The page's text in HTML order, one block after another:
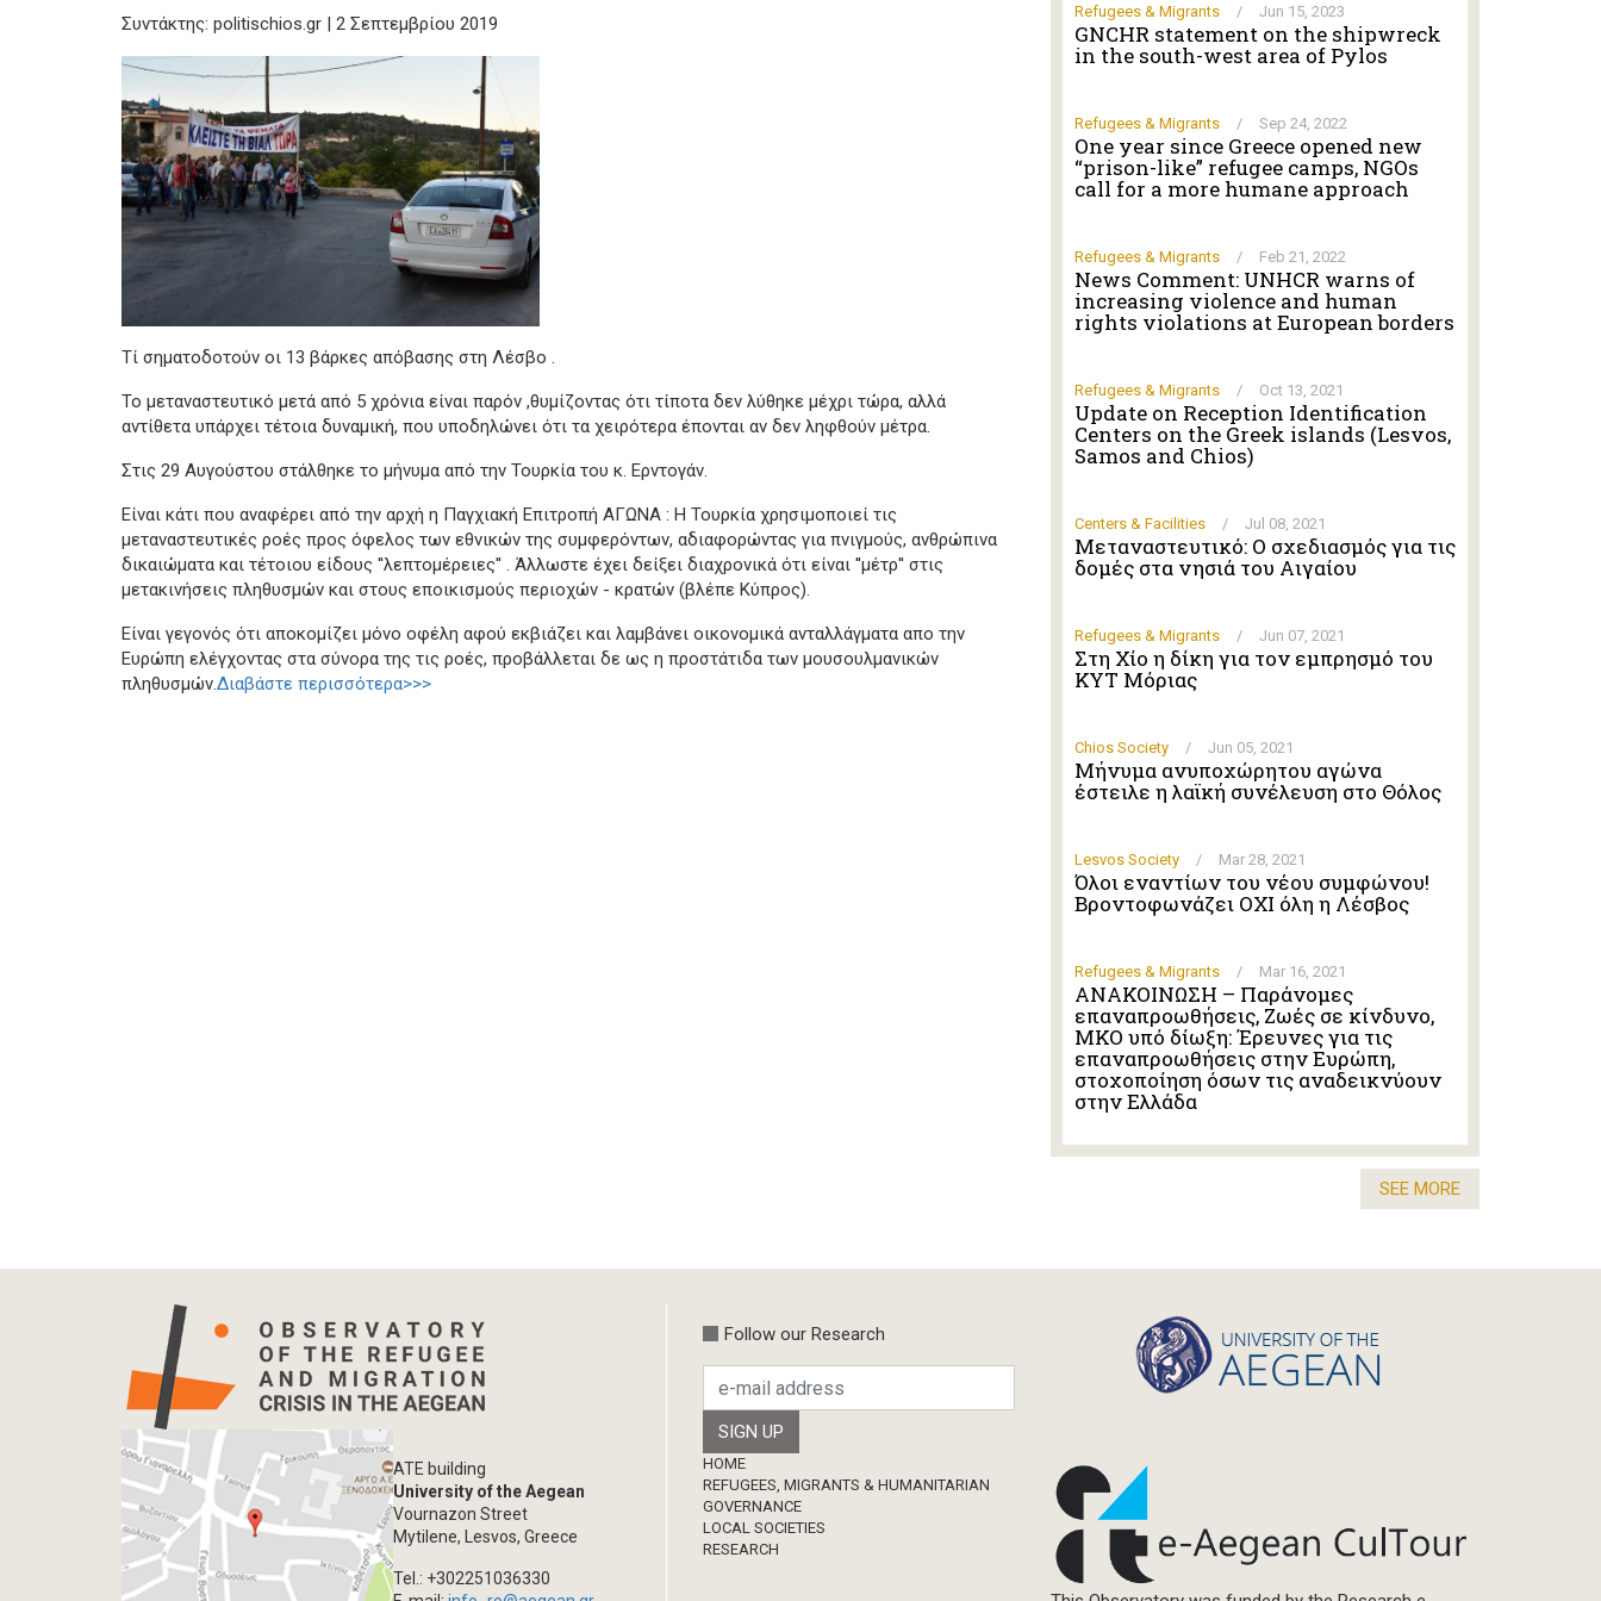
Συντάκτης: politischios.gr | 2 Σεπτεμβρίου 2019
Τί σηματοδοτούν οι 13 βάρκες απόβασης στη Λέσβο .
Το μεταναστευτικό μετά από 5 χρόνια είναι παρόν ,θυμίζοντας ότι τίποτα δεν λύθηκε μέχρι τώρα, αλλά
αντίθετα υπάρχει τέτοια δυναμική, που υποδηλώνει ότι τα χειρότερα έπονται αν δεν ληφθούν μέτρα.
Στις 29 Αυγούστου στάλθηκε το μήνυμα από την Τουρκία του κ. Ερντογάν.
Είναι κάτι που αναφέρει από την αρχή η Παγχιακή Επιτροπή ΑΓΩΝΑ : Η Τουρκία χρησιμοποιεί τις
μεταναστευτικές ροές προς όφελος των εθνικών της συμφερόντων, αδιαφορώντας για πνιγμούς, ανθρώπινα
δικαιώματα και τέτοιου είδους ''λεπτομέρειες'' . Άλλωστε έχει δείξει διαχρονικά ότι είναι ''μέτρ'' στις
μετακινήσεις πληθυσμών και στους εποικισμούς περιοχών - κρατών (βλέπε Κύπρος).
Είναι γεγονός ότι αποκομίζει μόνο οφέλη αφού εκβιάζει και λαμβάνει οικονομικά ανταλλάγματα απο την
Ευρώπη ελέγχοντας στα σύνορα της τις ροές, προβάλλεται δε ως η προστάτιδα των μουσουλμανικών
πληθυσμών.Διαβάστε περισσότερα>>>
Refugees & Migrants / Jun 15, 2023
GNCHR statement on the shipwreck
in the south-west area of Pylos
Refugees & Migrants / Sep 24, 2022
One year since Greece opened new
“prison-like” refugee camps, NGOs
call for a more humane approach
Refugees & Migrants / Feb 21, 2022
News Comment: UNHCR warns of
increasing violence and human
rights violations at European borders
Refugees & Migrants / Oct 13, 2021
Update on Reception Identification
Centers on the Greek islands (Lesvos,
Samos and Chios)
Centers & Facilities / Jul 08, 2021
Μεταναστευτικό: Ο σχεδιασμός για τις
δομές στα νησιά του Αιγαίου
Refugees & Migrants / Jun 07, 2021
Στη Χίο η δίκη για τον εμπρησμό του
ΚΥΤ Μόριας
Chios Society / Jun 05, 2021
Μήνυμα ανυποχώρητου αγώνα
έστειλε η λαϊκή συνέλευση στο Θόλος
Lesvos Society / Mar 28, 2021
Όλοι εναντίων του νέου συμφώνου!
Βροντοφωνάζει ΟΧΙ όλη η Λέσβος
Refugees & Migrants / Mar 16, 2021
ΑΝΑΚΟΙΝΩΣΗ – Παράνομες
επαναπροωθήσεις, Ζωές σε κίνδυνο,
ΜΚΟ υπό δίωξη: Έρευνες για τις
επαναπροωθήσεις στην Ευρώπη,
στοχοποίηση όσων τις αναδεικνύουν
στην Ελλάδα
SEE MORE
ATE building
University of the Aegean
Vournazon Street
Mytilene, Lesvos, Greece
Tel.: +302251036330
Follow our Research
Footer
HOME
REFUGEES, MIGRANTS & HUMANITARIAN
GOVERNANCE
LOCAL SOCIETIES
RESEARCH